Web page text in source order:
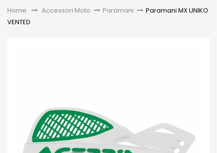
Home &gt;Accessori Moto > Paramani > Paramani MX UNIKO
VENTED